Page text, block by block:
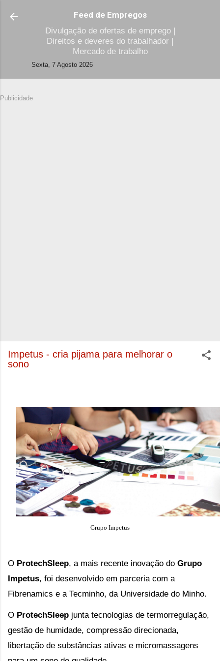
Avançar para o conteúdo principal
Feed de Empregos
Divulgação de ofertas de emprego |
Direitos e deveres do trabalhador |
Mercado de trabalho
Sexta, 7 Agosto 2026
Publicidade
Impetus - cria pijama para melhorar o
sono
Grupo Impetus
O ProtechSleep, a mais recente inovação do Grupo
Impetus, foi desenvolvido em parceria com a
Fibrenamics e a Tecminho, da Universidade do Minho.
O ProtechSleep junta tecnologias de termorregulação,
gestão de humidade, compressão direcionada,
libertação de substâncias ativas e micromassagens